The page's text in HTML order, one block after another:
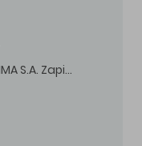
Trwa skup akcji Spółki BIOMAXIMA S.A. Zapisy do 4 sierpnia 2026 r. do godz. 16.00.